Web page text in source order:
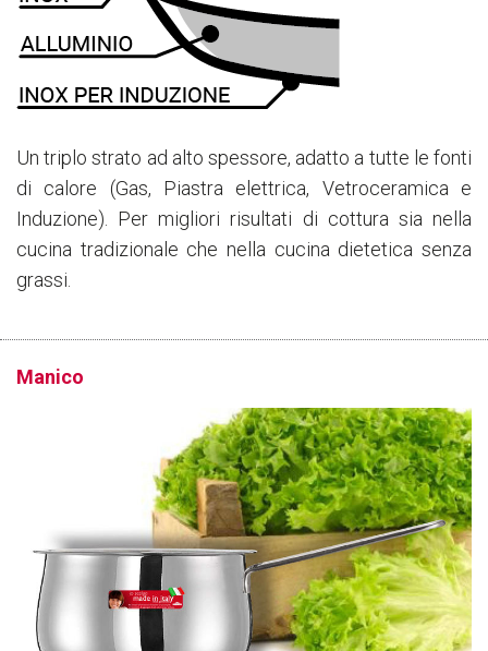
Un triplo strato ad alto spessore, adatto a tutte le fonti
di calore (Gas, Piastra elettrica, Vetroceramica e
Induzione). Per migliori risultati di cottura sia nella
cucina tradizionale che nella cucina dietetica senza
grassi.
Manico